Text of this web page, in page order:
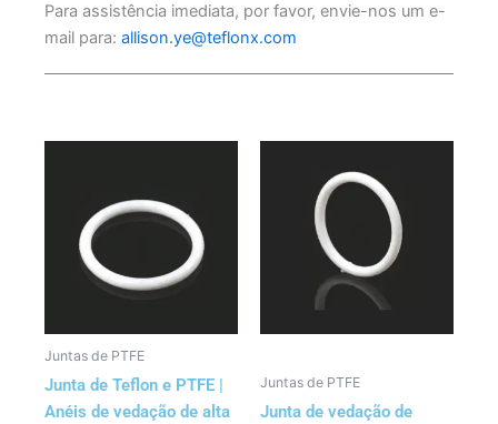
Para assistência imediata, por favor, envie-nos um e-
mail para: allison.ye@teflonx.com
Juntas de PTFE
Junta de Teflon e PTFE |
Anéis de vedação de alta
Juntas de PTFE
Junta de vedação de